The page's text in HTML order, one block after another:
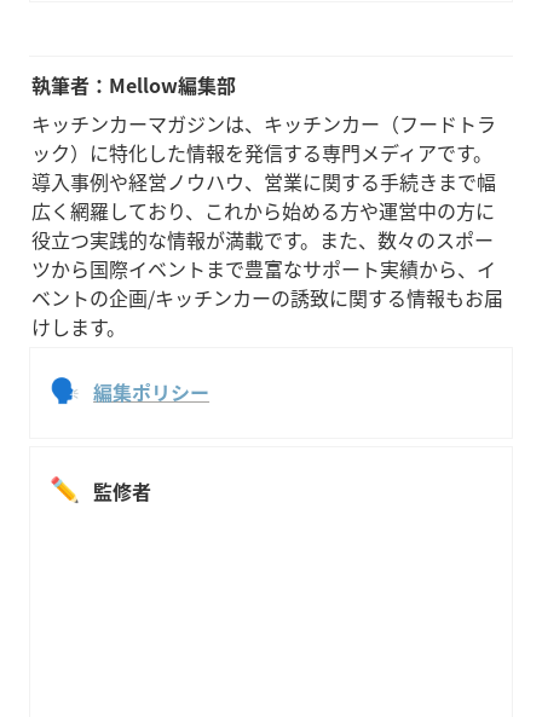
執筆者：Mellow編集部
キッチンカーマガジンは、キッチンカー（フードトラ
ック）に特化した情報を発信する専門メディアです。
導入事例や経営ノウハウ、営業に関する手続きまで幅
広く網羅しており、これから始める方や運営中の方に
役立つ実践的な情報が満載です。また、数々のスポー
ツから国際イベントまで豊富なサポート実績から、イ
ベントの企画/キッチンカーの誘致に関する情報もお届
けします。
🗣 編集ポリシー
✏️ 監修者